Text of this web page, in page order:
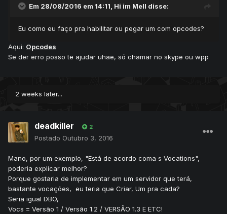
Em 28/08/2016 em 14:11, Hi im Mell disse:
Eu como eu faço pra habilitar ou pegar um com opcodes?
Aqui: Opcodes
Se der erro posso te ajudar uhae, só chamar no skype ou wpp
2 weeks later...
deadkiller 2
Postado Outubro 3, 2016
Mano, por um exemplo, "Está de acordo coma s Vocations",
poderia explicar melhor?
Porque gostaria de implementar em um servidor que terá,
bastante vocações, eu teria que Criar, Um pra cada?
Seria igual DBO,
Vocs = Versão 1 / Versão 1.2 / VERSÃO 1.3 E ETC!